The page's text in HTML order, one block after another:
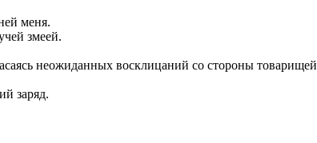
меня.
змеей.
неожиданных восклицаний со стороны
заряд.